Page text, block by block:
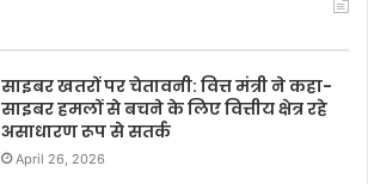
साइबर खतरों पर चेतावनी: वित्त मंत्री ने कहा-
साइबर हमलों से बचने के लिए वित्तीय क्षेत्र रहे
असाधारण रूप से सतर्क
April 26, 2026